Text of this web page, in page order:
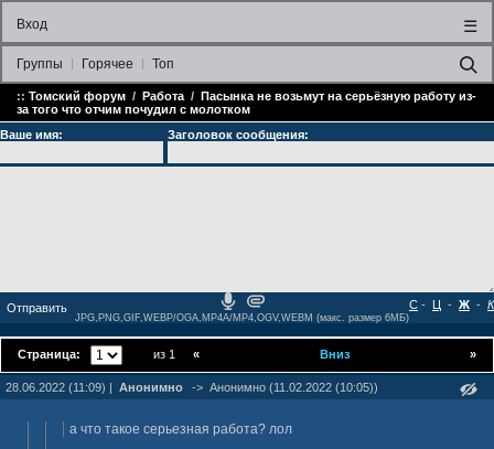
Вход ☰
Группы Горячее Топ
:: Томский форум / Работа / Пасынка не возьмут на серьёзную работу из-
за того что отчим почудил с молотком
Ваше имя:
Заголовок сообщения:
- Ц - Ж - К
С
JPG,PNG,GIF,WEBP/OGA,MP4A/MP4,OGV,WEBM (макс. размер 6МБ)
Страница: из 1 »
« Вниз
28.06.2022 (11:09) | Анонимно -> Анонимно (11.02.2022 (10:05))
а что такое серьезная работа? лол